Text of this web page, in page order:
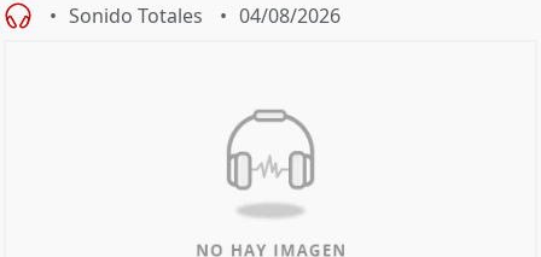
Sonido Totales 04/08/2026